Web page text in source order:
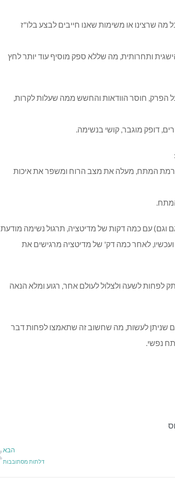
שרצינו או משימות שאנו חייבים לבצע בלו"ז
ותחרותית, מה שללא ספק מוסיף עוד יותר לחץ
הפרק, חוסר הוודאות והחשש ממה שעלות לקרות,
דופק מוגבר, קושי בנשימה.
את רמת המתח, מעלה את מצב הרוח ומשפר את איכות
וגם) עם כמה דקות של מדיטציה, תרגול נשימה מודעת
לאחר כמה דק' של מדיטציה מרגישים את
לפחות לשעה ולצלול לעולם אחר, רגוע ומלא הנאה
שניתן לעשות, מה שחשוב זה שתאמצו לפחות דבר
נפשי.
הבא
דלתות מסתובבות